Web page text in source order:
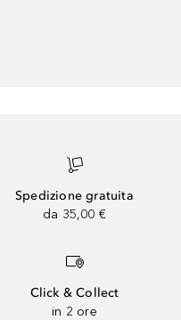
Spedizione gratuita
da 35,00 €
Click & Collect
in 2 ore